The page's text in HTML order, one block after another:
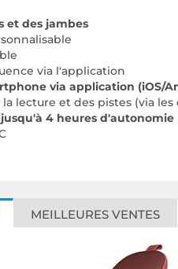
et des jambes
via l'application
via application (iOS/
lecture et des pistes (via les
jusqu'à 4 heures d'autonomie
MEILLEURES VENTES